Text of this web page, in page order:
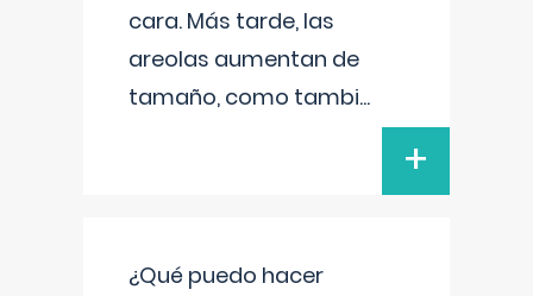
cara. Más tarde, las
areolas aumentan de
tamaño, como tambi...
+
¿Qué puedo hacer